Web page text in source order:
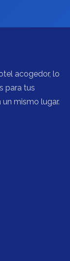
acogedor, lo
para tus
mismo lugar.